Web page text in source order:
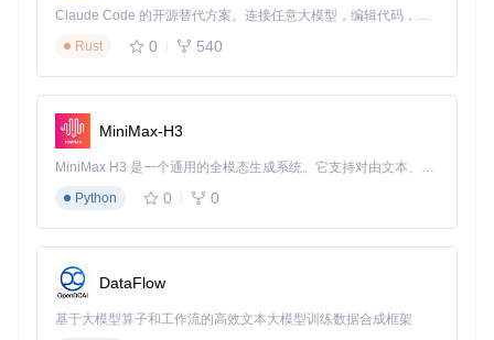
你可能想知道：没有编程基础能掌握事件系统吗？完全可以！
GDevelop的事件系统设计初衷就是让非程序员也能轻松创建
实战开发流程：创建赛车游戏
让我们通过开发一个2D赛车游戏 来实践GDevelop的核心功
能。在这个游戏中，玩家控制赛车收集金币，避开障碍物，在
规定时间内到达终点。
如何搭建游戏场景和对象
点击"新建项
目"，选择"空
白游戏"
目框架
类型，如"RacingGame
_v1"
Claude Code 的开源替代方案。连接任意大模型，编辑代码，运行命令，自动验证 — 全自动执行。用 Rust 构建，极致性能。 ｜ An open-source alternative to Claude Code. Connect any LLM, edit code, run commands, and verify changes — autonomously. Built in Rust for speed. Get Started
Rust
0 540
MiniMax-H3
MiniMax H3 是一个通用的全模态生成系统。它支持对由文本、图像、视频和音频组成的多模态上下文进行统一理解，并能生成分辨率高达 2K、时长可达 15 秒的带原生立体声音频的视频。得益于面向任务泛化的系统设计，H3 在预训练阶段就已具备广泛的多模态上下文理解与生成能力，能够出色地执行复杂的多模态指令。
Python
0 0
DataFlow
基于大模型算子和工作流的高效文本大模型训练数据合成框架